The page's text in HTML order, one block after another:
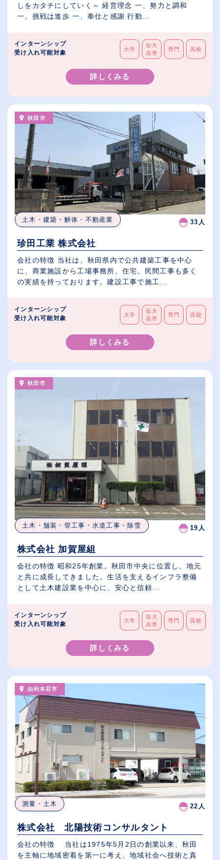
しをカタチにしていく～ 経営理念 一、努力と調和
一、挑戦は進歩 一、奉仕と感謝 行動...
インターンシップ
受け入れ可能対象
大学
短大
高専
専門 高校
詳しくみる
秋田市
土木・建築・解体・不動産業 33人
珍田工業 株式会社
会社の特徴 当社は、秋田県内で公共建築工事を中心
に、商業施設から工場事務所、住宅、民間工事も多く
の実績を持っております。建設工事で施工...
インターンシップ
受け入れ可能対象
大学
短大
高専
専門 高校
詳しくみる
秋田市
土木・舗装・管工事・水道工事・除雪 19人
株式会社 加賀屋組
会社の特徴 昭和25年創業。秋田市中央に位置し、地元
と共に成長してきました。生活を支えるインフラ整備
として土木建設業を中心に、安心と信頼...
インターンシップ
受け入れ可能対象
大学
短大
高専
専門 高校
詳しくみる
由利本荘市
測量・土木 22人
株式会社 北陽技術コンサルタント
会社の特徴 当社は1975年5月2日の創業以来、秋田
を主軸に地域密着を第一に考え、地域社会へ技術と真